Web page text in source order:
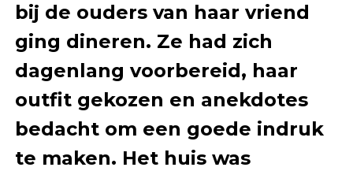
bij de ouders van haar vriend
ging dineren. Ze had zich
dagenlang voorbereid, haar
outfit gekozen en anekdotes
bedacht om een goede indruk
te maken. Het huis was